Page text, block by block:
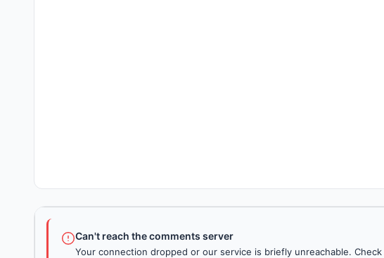
Can't reach the comments server
Your connection dropped or our service is briefly unreachable.